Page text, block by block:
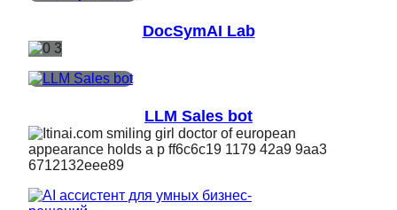
DocSymAI Lab
LLM Sales bot